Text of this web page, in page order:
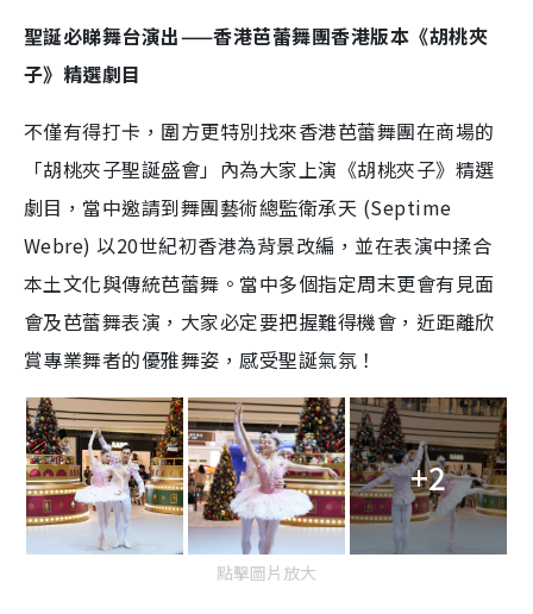
聖誕必睇舞台演出——香港芭蕾舞團香港版本《胡桃夾
子》精選劇目
不僅有得打卡，圍方更特別找來香港芭蕾舞團在商場的
「胡桃夾子聖誕盛會」內為大家上演《胡桃夾子》精選
劇目，當中邀請到舞團藝術總監衛承天 (Septime
Webre) 以20世紀初香港為背景改編，並在表演中揉合
本土文化與傳統芭蕾舞。當中多個指定周末更會有見面
會及芭蕾舞表演，大家必定要把握難得機會，近距離欣
賞專業舞者的優雅舞姿，感受聖誕氣氛！
+2
點擊圖片放大